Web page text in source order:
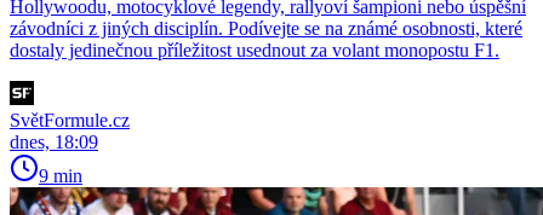
Hollywoodu, motocyklové legendy, rallyoví šampioni nebo úspěšní
závodníci z jiných disciplín. Podívejte se na známé osobnosti, které
dostaly jedinečnou příležitost usednout za volant monopostu F1.
SvětFormule.cz
dnes, 18:09
9 min